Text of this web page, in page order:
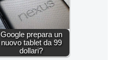
Google prepara un
nuovo tablet da 99
dollari?